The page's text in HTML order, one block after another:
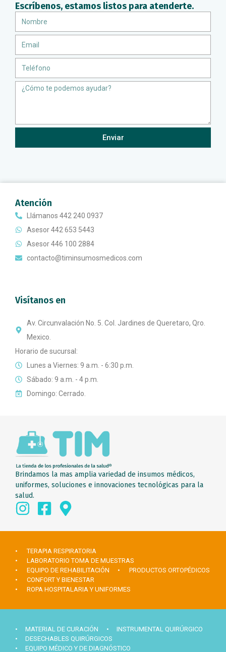
Escríbenos, estamos listos para atenderte.
Message
Enviar
Atención
Llámanos 442 240 0937
Asesor 442 653 5443
Asesor 446 100 2884
contacto@timinsumosmedicos.com
Visítanos en
Av. Circunvalación No. 5. Col. Jardines de Queretaro, Qro.
Mexico.
Horario de sucursal:
Lunes a Viernes: 9 a.m. - 6:30 p.m.
Sábado: 9 a.m. - 4 p.m.
Domingo: Cerrado.
Brindamos la mas amplia variedad de insumos médicos,
uniformes, soluciones e innovaciones tecnológicas para la
salud.
• TERAPIA RESPIRATORIA
• LABORATORIO TOMA DE MUESTRAS
• EQUIPO DE REHABILITACIÓN
• PRODUCTOS ORTOPÉDICOS
• CONFORT Y BIENESTAR
• ROPA HOSPITALARIA Y UNIFORMES
• MATERIAL DE CURACIÓN
• INSTRUMENTAL QUIRÚRGICO
• DESECHABLES QUIRÚRGICOS
• EQUIPO MÉDICO Y DE DIAGNÓSTICO